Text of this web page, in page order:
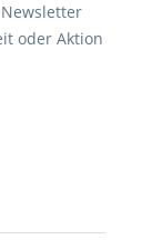
oder Aktion